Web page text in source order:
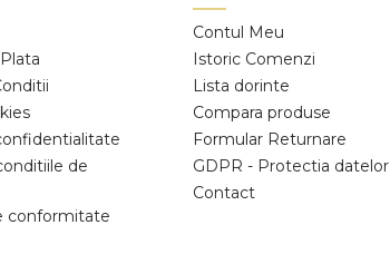
de
conformitate
Contul Meu
Istoric Comenzi
Lista dorinte
Compara produse
Formular Returnare
GDPR - Protectia datelor
Contact